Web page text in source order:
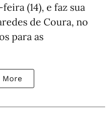
(14), e faz sua
de Coura, no
para as
More